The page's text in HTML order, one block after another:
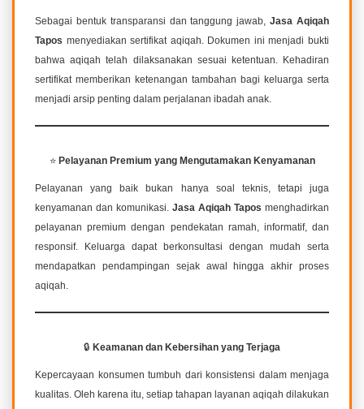
Sebagai bentuk transparansi dan tanggung jawab,Jasa Aqiqah
Tapos menyediakan sertifikat aqiqah. Dokumen ini menjadi bukti
bahwa aqiqah telah dilaksanakan sesuai ketentuan. Kehadiran
sertifikat memberikan ketenangan tambahan bagi keluarga serta
menjadi arsip penting dalam perjalanan ibadah anak.
⭐ Pelayanan Premium yang Mengutamakan Kenyamanan
Pelayanan yang baik bukan hanya soal teknis, tetapi juga
kenyamanan dan komunikasi. Jasa Aqiqah Tapos menghadirkan
pelayanan premium dengan pendekatan ramah, informatif, dan
responsif. Keluarga dapat berkonsultasi dengan mudah serta
mendapatkan pendampingan sejak awal hingga akhir proses
aqiqah.
🔒 Keamanan dan Kebersihan yang Terjaga
Kepercayaan konsumen tumbuh dari konsistensi dalam menjaga
kualitas. Oleh karena itu, setiap tahapan layanan aqiqah dilakukan